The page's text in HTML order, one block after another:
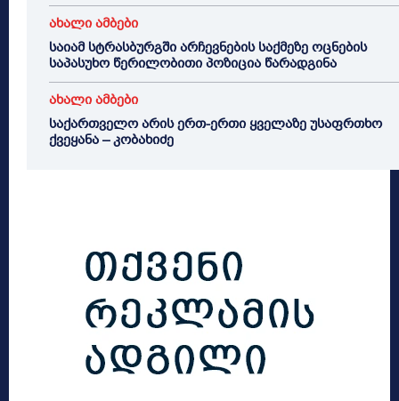
ახალი ამბები
საიამ სტრასბურგში არჩევნების საქმეზე ოცნების
საპასუხო წერილობითი პოზიცია წარადგინა
ახალი ამბები
საქართველო არის ერთ-ერთი ყველაზე უსაფრთხო
ქვეყანა – კობახიძე